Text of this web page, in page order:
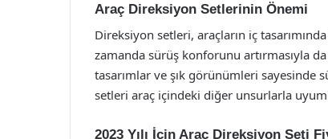
Araç Direksiyon Setlerinin Önemi
Direksiyon setleri, araçların iç
zamanda sürüş konforunu artırmasıyla
tasarımlar ve şık görünümleri sayesinde
setleri araç içindeki diğer unsurlarla
2023 Yılı İçin Araç Direksiyon Seti